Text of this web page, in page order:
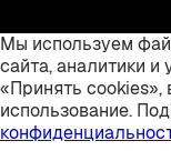
Мы используем
сайта, аналитики
«Принять cookies»,
использование.